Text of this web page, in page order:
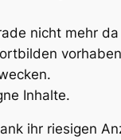
nicht mehr
Inhalte.
ihr riesigen